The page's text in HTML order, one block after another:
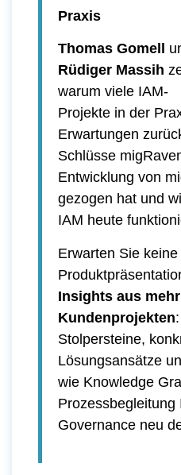
Praxis
Thomas Gomell
Rüdiger Massih
warum viele IAM-
Projekte in der
Erwartungen
Schlüsse
Entwicklung von
gezogen hat und
IAM heute
Erwarten Sie
Insights aus
Kundenprojekten
Stolpersteine,
Lösungsansätze
wie Knowledge
Prozessbegleitung
Governance neu